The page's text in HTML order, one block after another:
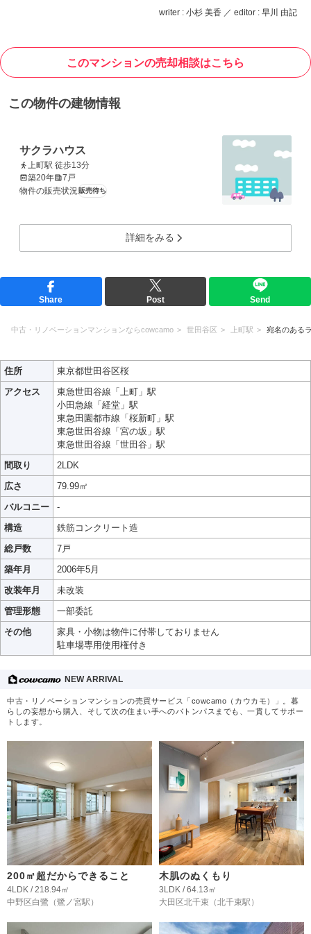
writer : 小杉 美香 ／ editor : 早川 由記
このマンションの売却相談はこちら
この物件の建物情報
サクラハウス
上町駅 徒歩13分
築20年
7戸
物件の販売状況販売待ち
詳細をみる
Share Post Send
中古・リノベーションマンションならcowcamo 世田谷区 上町駅 宛名のある
住所
東京都世田谷区桜
アクセス
東急世田谷線「上町」駅
小田急線「経堂」駅
東急田園都市線「桜新町」駅
東急世田谷線「宮の坂」駅
東急世田谷線「世田谷」駅
間取り
2LDK
広さ
79.99㎡
バルコニー
-
構造
鉄筋コンクリート造
総戸数
7戸
築年月
2006年5月
改装年月
未改装
管理形態
一部委託
その他
家具・小物は物件に付帯しておりません
駐車場専用使用権付き
NEW ARRIVAL
中古・リノベーションマンションの売買サービス「cowcamo（カウカモ）」。暮
らしの妄想から購入、そして次の住まい手へのバトンパスまでも、一貫してサポー
トします。
200㎡超だからできること
4LDK / 218.94㎡
中野区白鷺 （鷺ノ宮駅）
木肌のぬくもり
3LDK / 64.13㎡
大田区北千束 （北千束駅）